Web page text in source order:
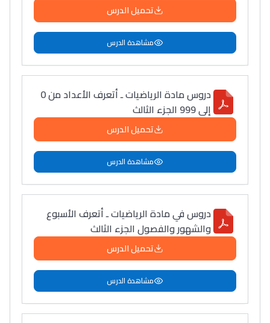
تحميل الدرس
مشاهدة الدرس
دروس مادة الرياضيات ـ أتعرف الأعداد من 0
إلى 999 الجزء الثالث
تحميل الدرس
مشاهدة الدرس
دروس في مادة الرياضيات ـ أتعرف الأسبوع
والشهور والفصول الجزء الثالث
تحميل الدرس
مشاهدة الدرس